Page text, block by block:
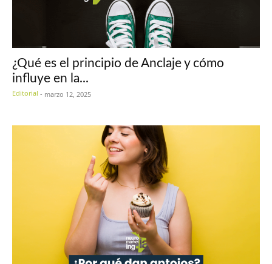
¿Qué es el principio de Anclaje y cómo
influye en la...
Editorial - marzo 12, 2025